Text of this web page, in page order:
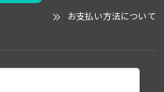
お支払い方法について